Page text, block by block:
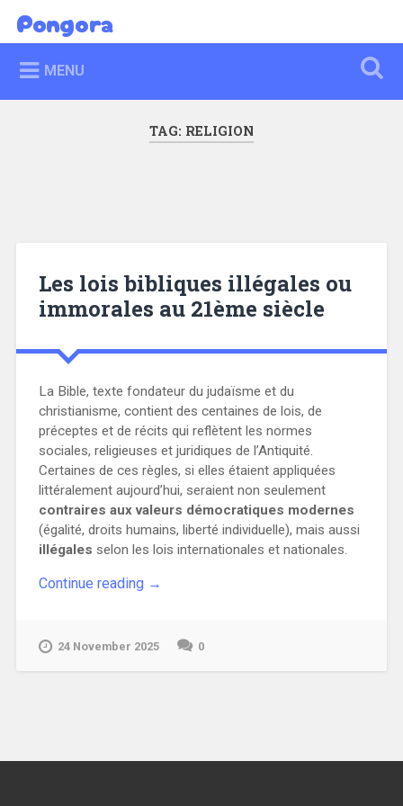
content
Search
Pongora
MENU
TAG: RELIGION
Les lois bibliques illégales ou
immorales au 21ème siècle
La Bible, texte fondateur du judaïsme et du
christianisme, contient des centaines de lois, de
préceptes et de récits qui reflètent les normes
sociales, religieuses et juridiques de l’Antiquité.
Certaines de ces règles, si elles étaient appliquées
littéralement aujourd’hui, seraient non seulement
contraires aux valeurs démocratiques modernes
(égalité, droits humains, liberté individuelle), mais aussi
illégales selon les lois internationales et nationales.
Continue reading “Les
ou
→
24 November 2025 0